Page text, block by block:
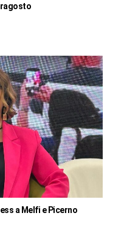
a Melfi e Picerno